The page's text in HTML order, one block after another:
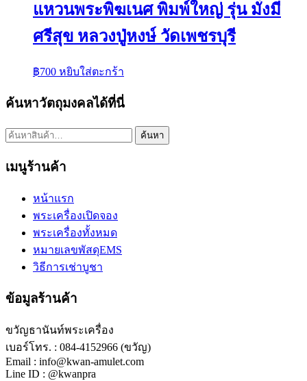
แหวนพระพิฆเนศ พิมพ์ใหญ่ รุ่น มั่งมี
ศรีสุข หลวงปู่หงษ์ วัดเพชรบุรี
฿700 หยิบใส่ตะกร้า
ค้นหาวัตถุมงคลได้ที่นี่
ค้นหา: ค้นหา
เมนูร้านค้า
หน้าแรก
พระเครื่องเปิดจอง
พระเครื่องทั้งหมด
หมายเลขพัสดุEMS
วิธีการเช่าบูชา
ข้อมูลร้านค้า
ขวัญธานันท์พระเครื่อง
เบอร์โทร. : 084-4152966 (ขวัญ)
Email : info@kwan-amulet.com
Line ID : @kwanpra